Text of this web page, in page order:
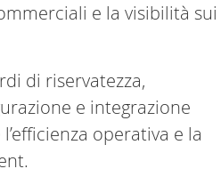
e la visibilità sui
di riservatezza,
e integrazione
operativa e la